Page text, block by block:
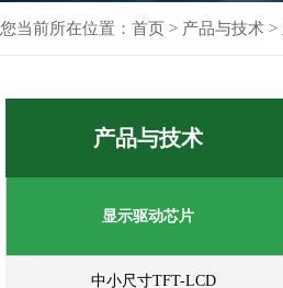
您当前所在位置： 首页 > 产品与技术 >
产品与技术
显示驱动芯片
中小尺寸TFT-LCD